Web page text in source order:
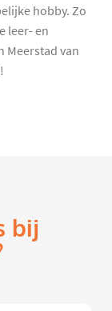
hobby. Zo
leer- en
Meerstad van
bij